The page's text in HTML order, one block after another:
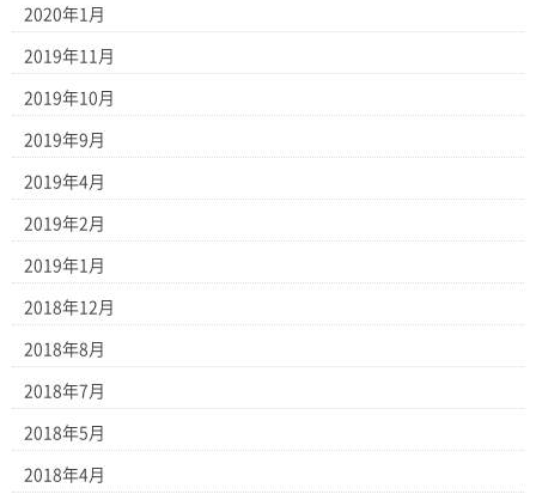
2020年1月
2019年11月
2019年10月
2019年9月
2019年4月
2019年2月
2019年1月
2018年12月
2018年8月
2018年7月
2018年5月
2018年4月